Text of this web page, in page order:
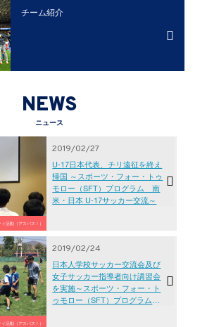
チーム紹介
NEWS
ニュース
活動（アスパス！）
2019/02/27
U-17日本代表、チリ遠征を終え
帰国 ～スポーツ・フォー・トゥ
モロー（SFT）プログラム 南
米・日本 U-17サッカー交流～
活動（アスパス！）
2019/02/24
日本人学校サッカー交流会及び
女子サッカー指導者向け講習会
を実施～スポーツ・フォー・ト
ゥモロー（SFT）プログラム